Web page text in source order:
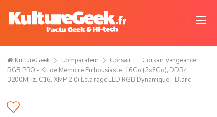
KultureGeek Comparateur Corsair
Corsair Vengeance
RGB PRO - Kit de Mémoire Enthousiaste (16Go (2x8Go), DDR4,
3200MHz, C16, XMP 2.0) Eclairage LED RGB Dynamique - Blanc